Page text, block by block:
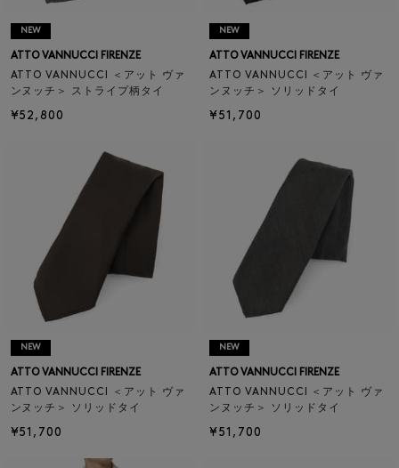
NEW
ATTO VANNUCCI FIRENZE
ATTO VANNUCCI ＜アット ヴァ
ンヌッチ＞ ストライプ柄タイ
¥52,800
NEW
ATTO VANNUCCI FIRENZE
ATTO VANNUCCI ＜アット ヴァ
ンヌッチ＞ ソリッドタイ
¥51,700
NEW
ATTO VANNUCCI FIRENZE
ATTO VANNUCCI ＜アット ヴァ
ンヌッチ＞ ソリッドタイ
¥51,700
NEW
ATTO VANNUCCI FIRENZE
ATTO VANNUCCI ＜アット ヴァ
ンヌッチ＞ ソリッドタイ
¥51,700